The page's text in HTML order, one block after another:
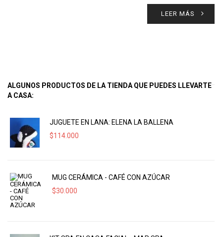
LEER MÁS
ALGUNOS PRODUCTOS DE LA TIENDA QUE PUEDES LLEVARTE
A CASA:
JUGUETE EN LANA: ELENA LA BALLENA
$114.000
MUG CERÁMICA - CAFÉ CON AZÚCAR
$30.000